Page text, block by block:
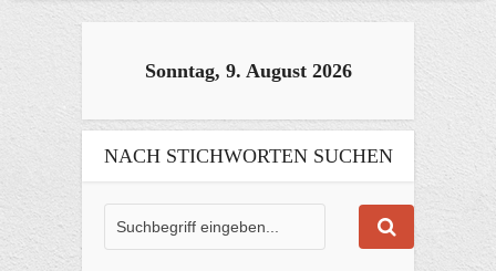
Sonntag, 9. August 2026
NACH STICHWORTEN SUCHEN